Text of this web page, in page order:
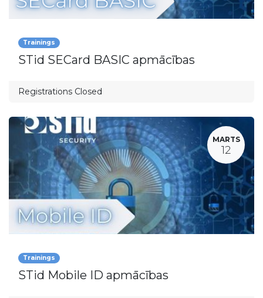
Trainings
STid SECard BASIC apmācības
Registrations Closed
MARTS
12
Trainings
STid Mobile ID apmācības